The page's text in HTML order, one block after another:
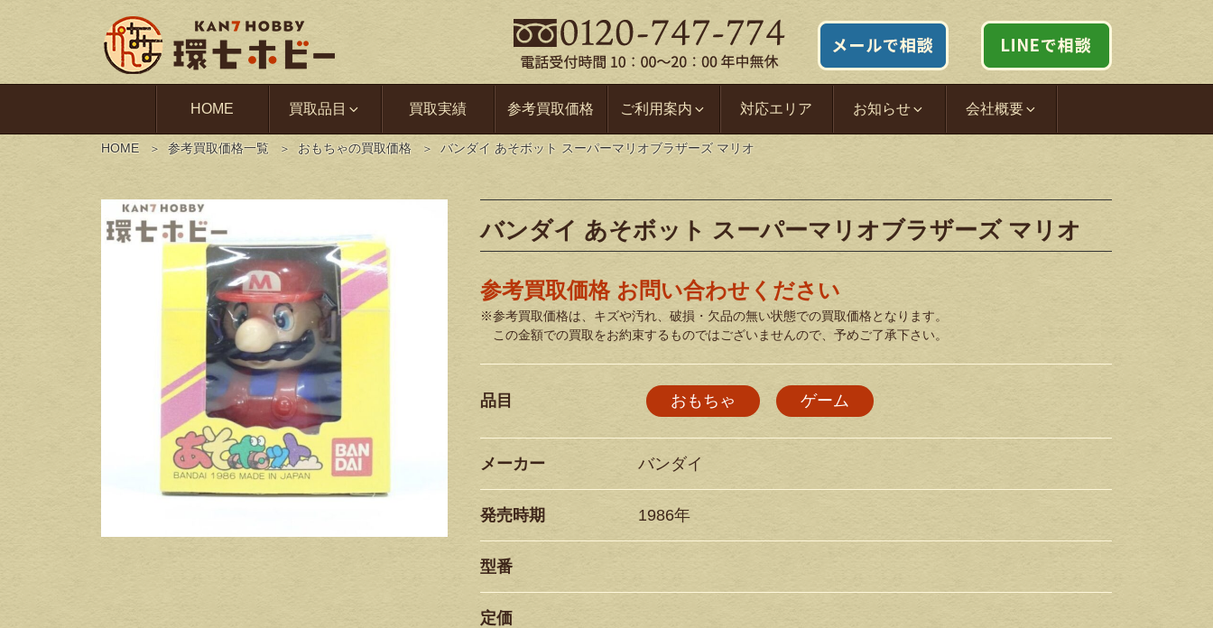
HOME 買取品目 買取実績 参考買取価格 ご利用案内 対応エリア お知らせ 会社概要
HOME 参考買取価格一覧 おもちゃの買取価格 バンダイ あそボット スーパーマリオブラザーズ マリオ
バンダイ あそボット スーパーマリオブラザーズ マリオ
参考買取価格 お問い合わせください
※参考買取価格は、キズや汚れ、破損・欠品の無い状態での買取価格となります。
この金額での買取をお約束するものではございませんので、予めご了承下さい。
品目 おもちゃ ゲーム
メーカー バンダイ
発売時期 1986年
型番
定価